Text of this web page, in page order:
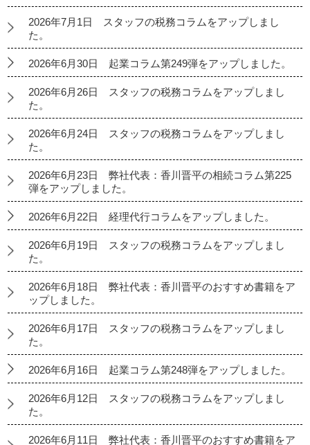
2026年7月1日 スタッフの税務コラムをアップしまし
た。
2026年6月30日 起業コラム第249弾をアップしました。
2026年6月26日 スタッフの税務コラムをアップしまし
た。
2026年6月24日 スタッフの税務コラムをアップしまし
た。
2026年6月23日 弊社代表：香川晋平の相続コラム第225
弾をアップしました。
2026年6月22日 経理代行コラムをアップしました。
2026年6月19日 スタッフの税務コラムをアップしまし
た。
2026年6月18日 弊社代表：香川晋平のおすすめ書籍をア
ップしました。
2026年6月17日 スタッフの税務コラムをアップしまし
た。
2026年6月16日 起業コラム第248弾をアップしました。
2026年6月12日 スタッフの税務コラムをアップしまし
た。
2026年6月11日 弊社代表：香川晋平のおすすめ書籍をア